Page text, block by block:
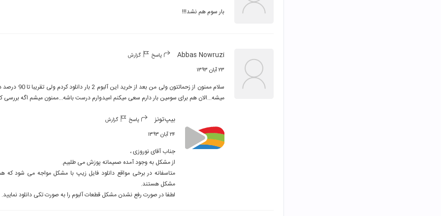
بار سوم هم نشد!!!
Abbas Nowruzi پاسخ گزارش
۲۳ آبان ۱۳۹۳
میشه...الان هم برای سومین بار دارم سعی میکنم امیدوارم درست باشه...ممنون میشم اگه بررسی
بیپ‌تونز پاسخ گزارش
۲۴ آبان ۱۳۹۳
لطفا در صورت رفع نشدن مشکل قطعات آلبوم را به صورت تکی دانلود نمایید.